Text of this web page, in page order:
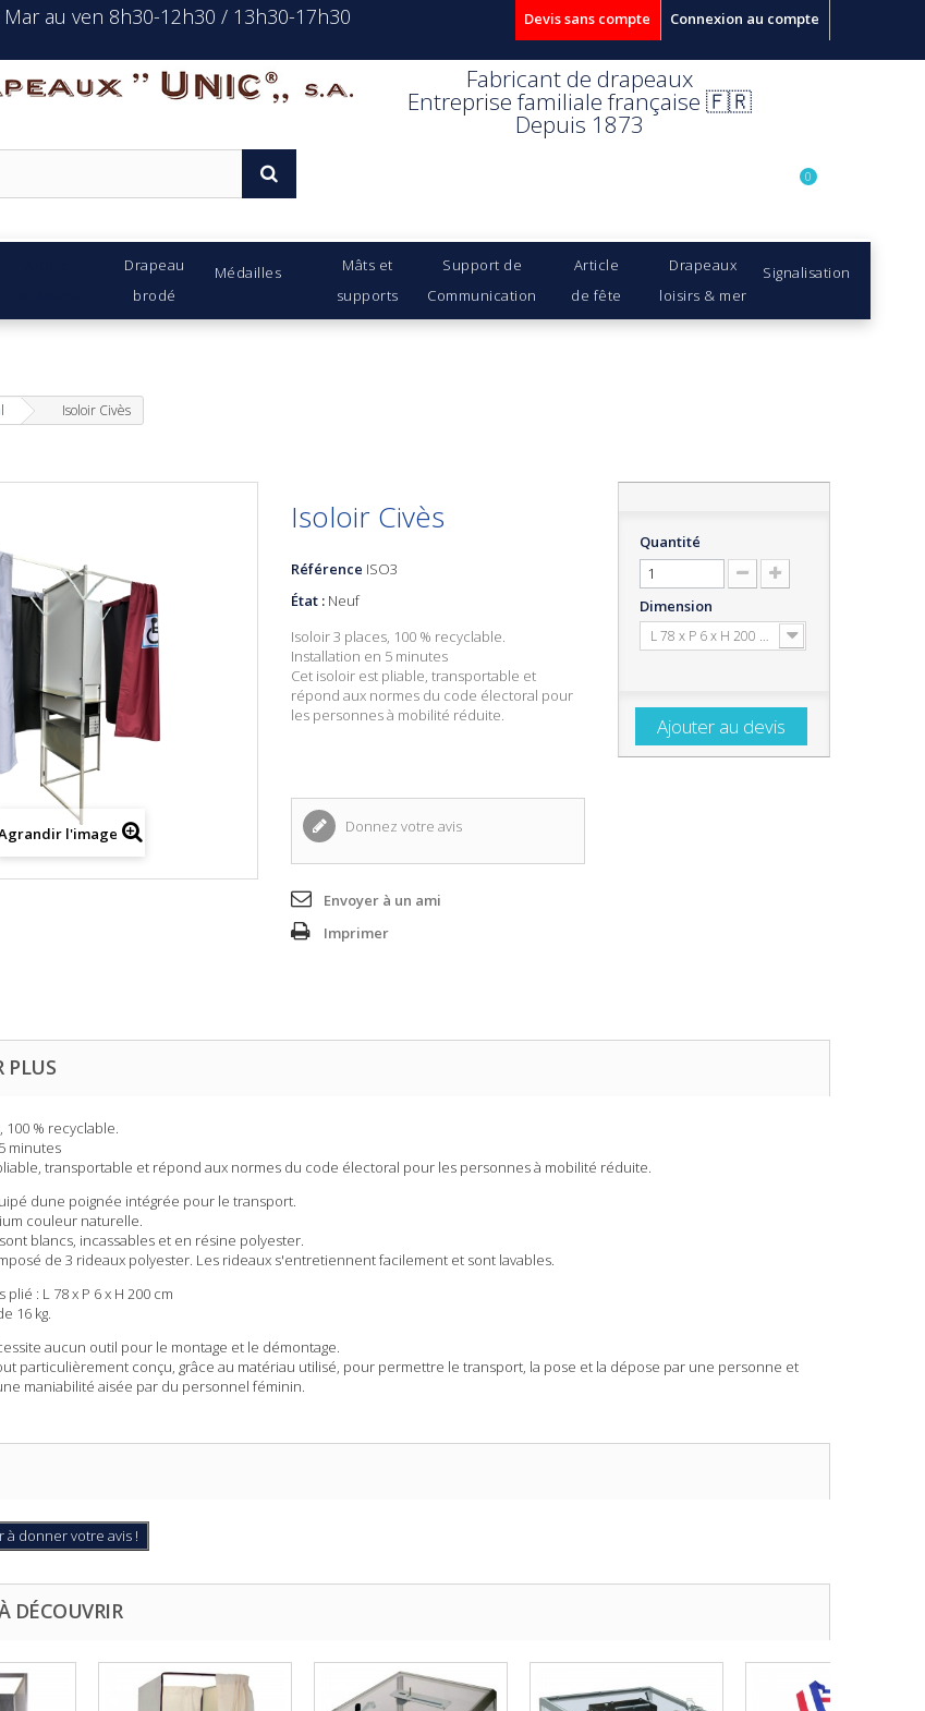
Connexion au compte
au ven 8h30-12h30 / 13h30-17h30 Devis sans compte
Unic s.a. Fabricant de drapeaux
Entreprise familiale française 🇫🇷
Depuis 1873
Drapeau
brodé
Médailles
Mâts et
supports
Support de
Communication
Article
de fête
Drapeaux
loisirs & mer
Signalisation
0
Isoloir Civès
l'image
Isoloir Civès
Référence ISO3
État : Neuf
Isoloir 3 places , 100 % recyclable.
Installation en 5 minutes
Cet isoloir est pliable, transportable et
répond aux normes du code électoral pour
les personnes à mobilité réduite.
Donnez votre avis
Envoyer à un ami
Imprimer
Quantité
Dimension
L 78 x P 6 x H 200 cm
Ajouter au devis
PLUS
, 100 % recyclable.
minutes
transportable et répond aux normes du code électoral pour les personnes à mobilité réduite.
dune poignée intégrée pour le transport.
couleur naturelle.
blancs, incassables et en résine polyester.
de 3 rideaux polyester. Les rideaux s'entretiennent facilement et sont lavables.
: L 78 x P 6 x H 200 cm
16 kg.
aucun outil pour le montage et le démontage.
particulièrement conçu, grâce au matériau utilisé, pour permettre le transport, la pose et la dépose par une personne et
maniabilité aisée par du personnel féminin.
à donner votre avis !
DÉCOUVRIR